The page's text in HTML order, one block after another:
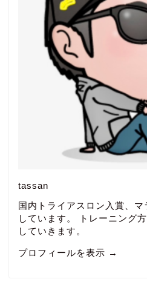
tassan
国内トライアスロン入賞、
しています。 トレーニング
していきます。
プロフィールを表示 →